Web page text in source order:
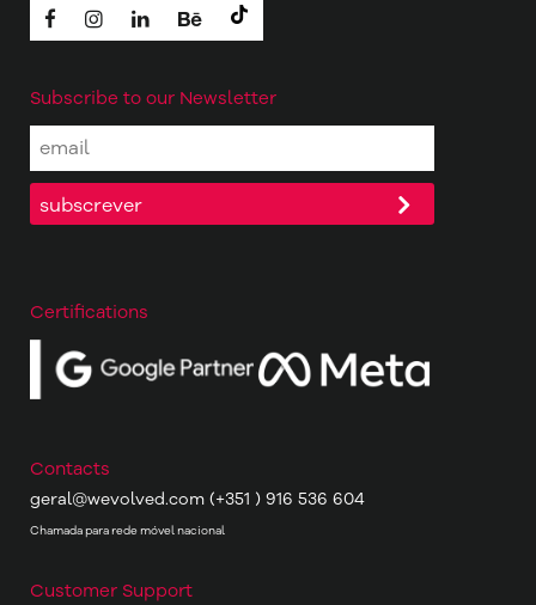
Contacts
geral@wevolved.com (+351 ) 916 536 604
Chamada para rede móvel nacional
Customer Support
Subscribe to our Newsletter
Certifications